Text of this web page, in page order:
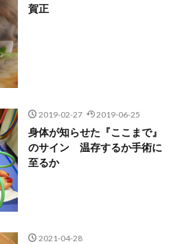
賀正
2019-02-27 2019-06-25
身体が知らせた『ここまで』
のサイン 温存するか手術に
至るか
2021-04-28